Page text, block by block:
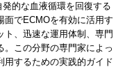
的な血液循環を回復する
面でECMOを有効に活用す
ト、迅速な運用体制、専門
この分野の専門家によっ
用するための実践的ガイド